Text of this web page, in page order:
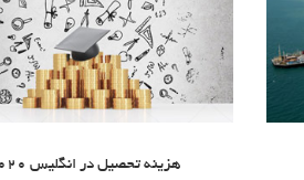
هزینه تحصیل در انگلیس 2020